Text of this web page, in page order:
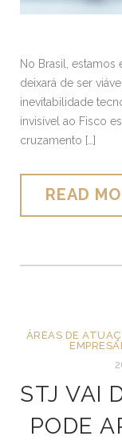
No Brasil, estamos
deixará de ser
inevitabilidade
invisível ao Fisco
cruzamento […]
READ
ÁREAS DE
STJ VAI
PODE